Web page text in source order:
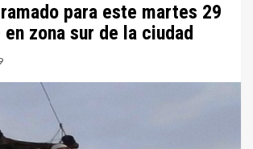
para este martes 29
zona sur de la ciudad